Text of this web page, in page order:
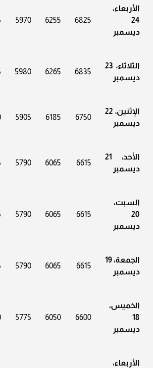
الأربعاء،
24
ديسمبر
6825
6255
5970
الثلاثاء، 23
ديسمبر
6835
6265
5980
الإثنين، 22
ديسمبر
6750
6185
5905
الأحد، 21
ديسمبر
6615
6065
5790
السبت،
20
ديسمبر
6615
6065
5790
الجمعة، 19
ديسمبر
6615
6065
5790
الخميس،
18
ديسمبر
6600
6050
5775
الأربعاء،